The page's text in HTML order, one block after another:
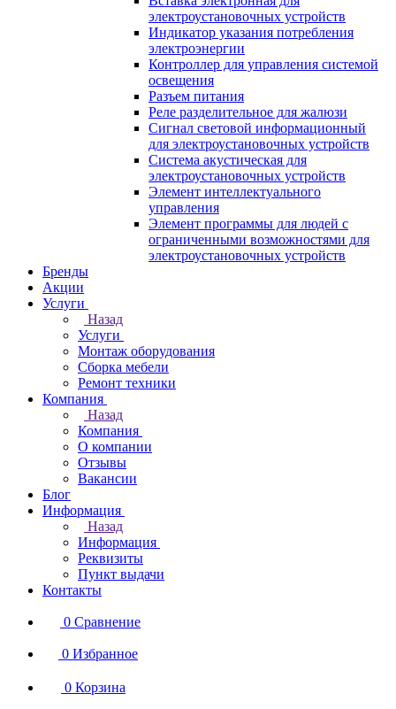
электроустановочных устройств
Индикатор указания потребления
электроэнергии
Контроллер для управления системой
освещения
Разъем питания
Реле разделительное для жалюзи
Сигнал световой информационный
для электроустановочных устройств
Система акустическая для
электроустановочных устройств
Элемент интеллектуального
управления
Элемент программы для людей с
ограниченными возможностями для
электроустановочных устройств
Бренды
Акции
Услуги
Назад
Услуги
Монтаж оборудования
Сборка мебели
Ремонт техники
Компания
Назад
Компания
О компании
Отзывы
Вакансии
Блог
Информация
Назад
Информация
Реквизиты
Пункт выдачи
Контакты
0 Сравнение
0 Избранное
0 Корзина